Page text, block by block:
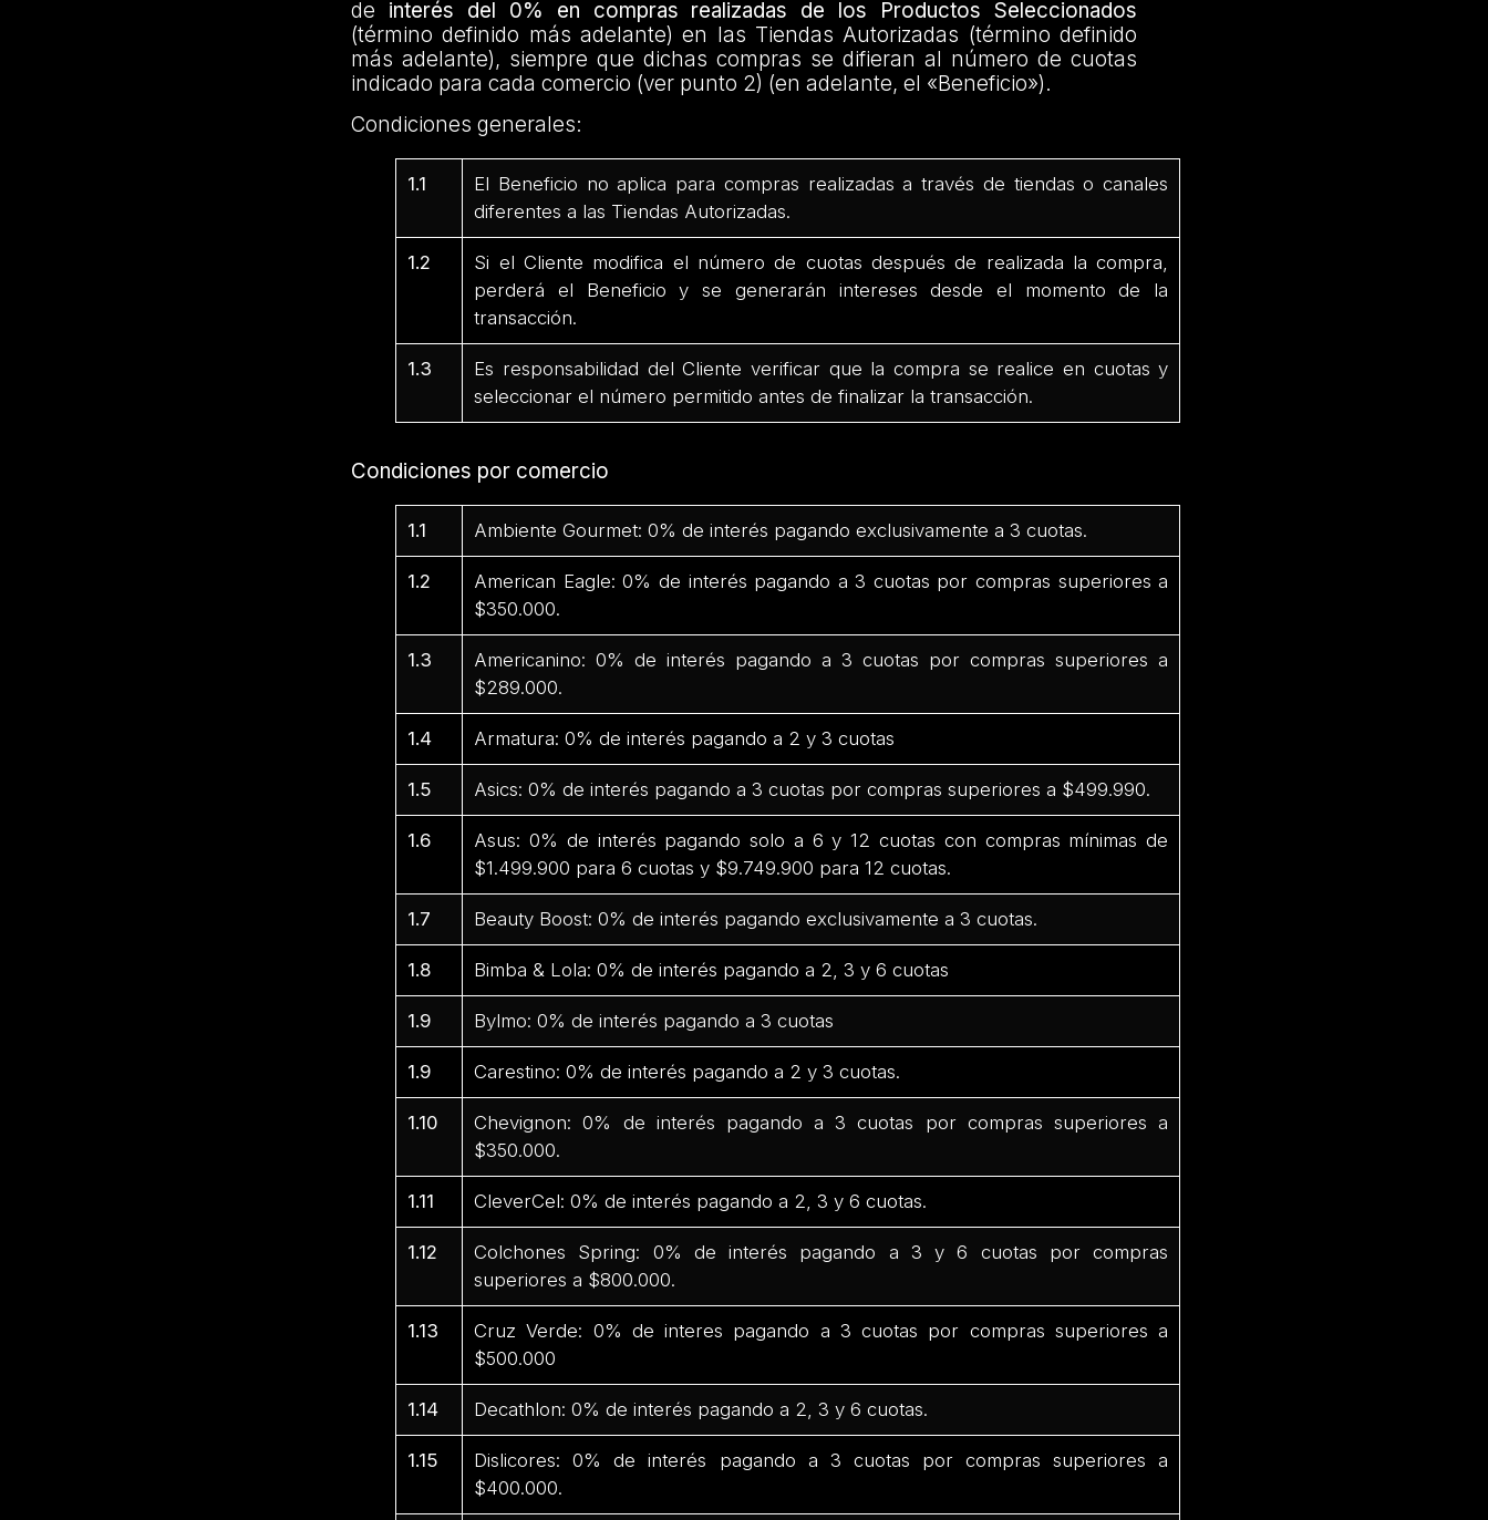
de interés del 0% en compras realizadas de los Productos Seleccionados
(término definido más adelante) en las Tiendas Autorizadas (término definido
más adelante), siempre que dichas compras se difieran al número de cuotas
indicado para cada comercio (ver punto 2) (en adelante, el «Beneficio»).
Condiciones generales:
1.1
El Beneficio no aplica para compras realizadas a través de tiendas o canales
diferentes a las Tiendas Autorizadas.
1.2
Si el Cliente modifica el número de cuotas después de realizada la compra,
perderá el Beneficio y se generarán intereses desde el momento de la
transacción.
1.3
Es responsabilidad del Cliente verificar que la compra se realice en cuotas y
seleccionar el número permitido antes de finalizar la transacción.
Condiciones por comercio
1.1 Ambiente Gourmet: 0% de interés pagando exclusivamente a 3 cuotas.
1.2
American Eagle: 0% de interés pagando a 3 cuotas por compras superiores a
$350.000.
1.3
Americanino: 0% de interés pagando a 3 cuotas por compras superiores a
$289.000.
1.4 Armatura: 0% de interés pagando a 2 y 3 cuotas
1.5 Asics: 0% de interés pagando a 3 cuotas por compras superiores a $499.990.
1.6
Asus: 0% de interés pagando solo a 6 y 12 cuotas con compras mínimas de
$1.499.900 para 6 cuotas y $9.749.900 para 12 cuotas.
1.7 Beauty Boost: 0% de interés pagando exclusivamente a 3 cuotas.
1.8 Bimba & Lola: 0% de interés pagando a 2, 3 y 6 cuotas
1.9 Bylmo: 0% de interés pagando a 3 cuotas
1.9 Carestino: 0% de interés pagando a 2 y 3 cuotas.
1.10
Chevignon: 0% de interés pagando a 3 cuotas por compras superiores a
$350.000.
1.11 CleverCel: 0% de interés pagando a 2, 3 y 6 cuotas.
1.12
Colchones Spring: 0% de interés pagando a 3 y 6 cuotas por compras
superiores a $800.000.
1.13
Cruz Verde: 0% de interes pagando a 3 cuotas por compras superiores a
$500.000
1.14 Decathlon: 0% de interés pagando a 2, 3 y 6 cuotas.
1.15
Dislicores: 0% de interés pagando a 3 cuotas por compras superiores a
$400.000.